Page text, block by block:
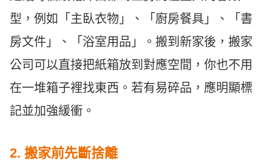
型，例如「主臥衣物」、「廚房餐具」、「書
房文件」、「浴室用品」。搬到新家後，搬家
公司可以直接把紙箱放到對應空間，你也不用
在一堆箱子裡找東西。若有易碎品，應明顯標
記並加強緩衝。
2. 搬家前先斷捨離